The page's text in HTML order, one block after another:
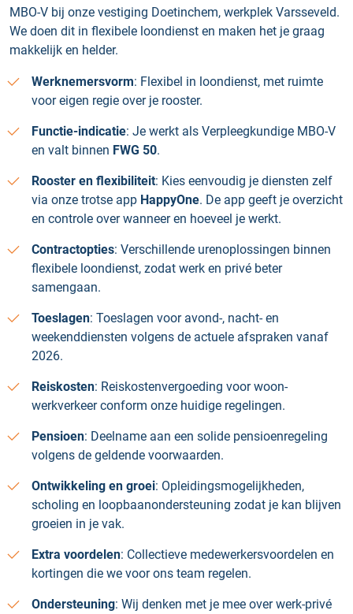
MBO-V bij onze vestiging Doetinchem, werkplek Varsseveld.
We doen dit in flexibele loondienst en maken het je graag
makkelijk en helder.
Werknemersvorm: Flexibel in loondienst, met ruimte
voor eigen regie over je rooster.
Functie-indicatie: Je werkt als Verpleegkundige MBO-V
en valt binnen FWG 50.
Rooster en flexibiliteit: Kies eenvoudig je diensten zelf
via onze trotse app HappyOne. De app geeft je overzicht
en controle over wanneer en hoeveel je werkt.
Contractopties: Verschillende urenoplossingen binnen
flexibele loondienst, zodat werk en privé beter
samengaan.
Toeslagen: Toeslagen voor avond-, nacht- en
weekenddiensten volgens de actuele afspraken vanaf
2026.
Reiskosten: Reiskostenvergoeding voor woon-
werkverkeer conform onze huidige regelingen.
Pensioen: Deelname aan een solide pensioenregeling
volgens de geldende voorwaarden.
Ontwikkeling en groei: Opleidingsmogelijkheden,
scholing en loopbaanondersteuning zodat je kan blijven
groeien in je vak.
Extra voordelen: Collectieve medewerkersvoordelen en
kortingen die we voor ons team regelen.
Ondersteuning: Wij denken met je mee over werk-privé